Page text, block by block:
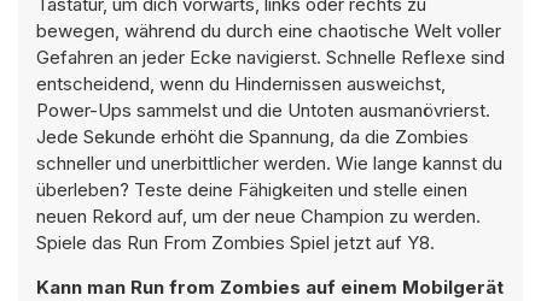
bewegen, während du durch eine chaotische Welt voller
Gefahren an jeder Ecke navigierst. Schnelle Reflexe sind
entscheidend, wenn du Hindernissen ausweichst,
Power-Ups sammelst und die Untoten ausmanövrierst.
Jede Sekunde erhöht die Spannung, da die Zombies
schneller und unerbittlicher werden. Wie lange kannst du
überleben? Teste deine Fähigkeiten und stelle einen
neuen Rekord auf, um der neue Champion zu werden.
Spiele das Run From Zombies Spiel jetzt auf Y8.
Kann man Run from Zombies auf einem Mobilgerät